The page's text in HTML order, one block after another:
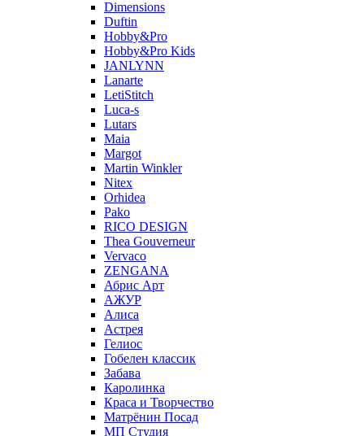
Dimensions
Duftin
Hobby&Pro
Hobby&Pro Kids
JANLYNN
Lanarte
LetiStitch
Luca-s
Lutars
Maia
Margot
Martin Winkler
Nitex
Orhidea
Pako
RICO DESIGN
Thea Gouverneur
Vervaco
ZENGANA
Абрис Арт
АЖУР
Алиса
Астрея
Гелиос
Гобелен классик
Забава
Каролинка
Краса и Творчество
Матрёнин Посад
МП Студия